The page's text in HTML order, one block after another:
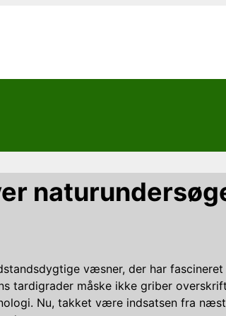
væsner, der har
tardigrader måske ikke griber
Nu, takket være indsatsen fra